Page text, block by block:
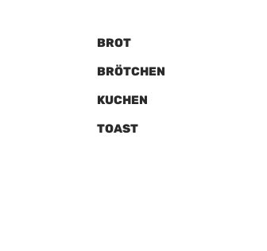
BROT
BRÖTCHEN
KUCHEN
TOAST